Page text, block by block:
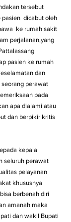
tersebut
dicabut oleh
ke rumah sakit
perjalanan,yang
pasien ke rumah
dan
perawat
pada
apa dialami atau
dan berpikir kritis
kepala
seluruh perawat
pelayanan
khususnya
berbenah diri
amanah maka
dan wakil Bupati